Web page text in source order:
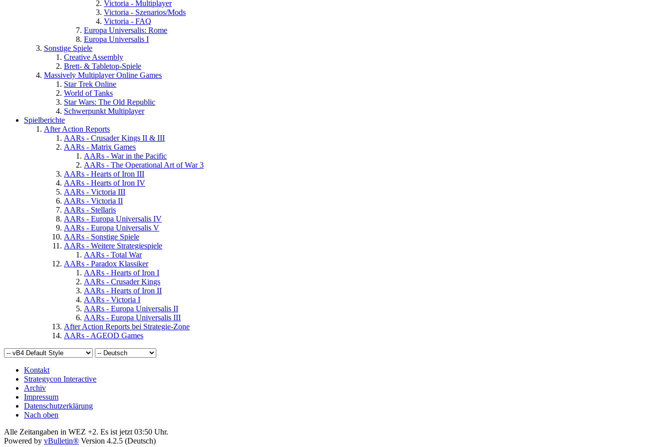
Victoria - Multiplayer
Victoria - Szenarios/Mods
Victoria - FAQ
Europa Universalis: Rome
Europa Universalis I
Sonstige Spiele
Creative Assembly
Brett- & Tabletop-Spiele
Massively Multiplayer Online Games
Star Trek Online
World of Tanks
Star Wars: The Old Republic
Schwerpunkt Multiplayer
Spielberichte
After Action Reports
AARs - Crusader Kings II & III
AARs - Matrix Games
AARs - War in the Pacific
AARs - The Operational Art of War 3
AARs - Hearts of Iron III
AARs - Hearts of Iron IV
AARs - Victoria III
AARs - Victoria II
AARs - Stellaris
AARs - Europa Universalis IV
AARs - Europa Universalis V
AARs - Sonstige Spiele
AARs - Weitere Strategiespiele
AARs - Total War
AARs - Paradox Klassiker
AARs - Hearts of Iron I
AARs - Crusader Kings
AARs - Hearts of Iron II
AARs - Victoria I
AARs - Europa Universalis II
AARs - Europa Universalis III
After Action Reports bei Strategie-Zone
AARs - AGEOD Games
Kontakt
Strategycon Interactive
Archiv
Impressum
Datenschutzerklärung
Nach oben
Alle Zeitangaben in WEZ +2. Es ist jetzt 03:50 Uhr.
Powered by vBulletin® Version 4.2.5 (Deutsch)